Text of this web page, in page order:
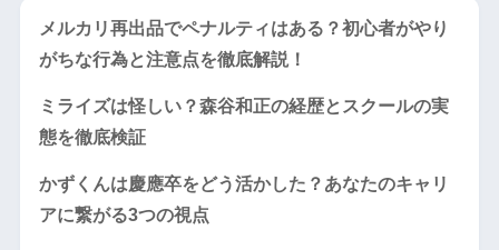
メルカリ再出品でペナルティはある？初心者がやり
がちな行為と注意点を徹底解説！
ミライズは怪しい？森谷和正の経歴とスクールの実
態を徹底検証
かずくんは慶應卒をどう活かした？あなたのキャリ
アに繋がる3つの視点